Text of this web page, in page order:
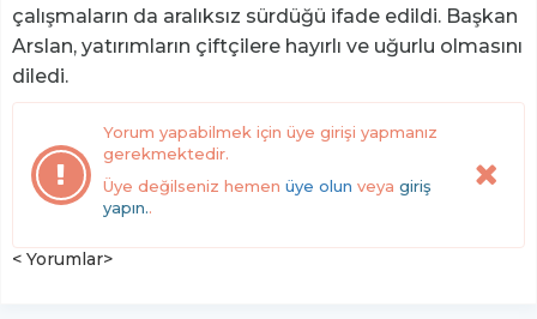
çalışmaların da aralıksız sürdüğü ifade edildi. Başkan
Arslan, yatırımların çiftçilere hayırlı ve uğurlu olmasını
diledi.
Yorum yapabilmek için üye girişi yapmanız
gerekmektedir.
Üye değilseniz hemen üye olun veya giriş
yapın..
< Yorumlar>